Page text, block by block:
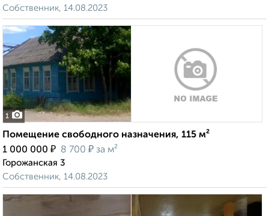
Собственник, 14.08.2023
1
Помещение свободного назначения, 115 м²
1 000 000 ₽ 8 700 ₽ за м²
Горожанская 3
Собственник, 14.08.2023